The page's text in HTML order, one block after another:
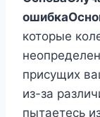
ошибка
которые
присущих
из-за
пытаетесь